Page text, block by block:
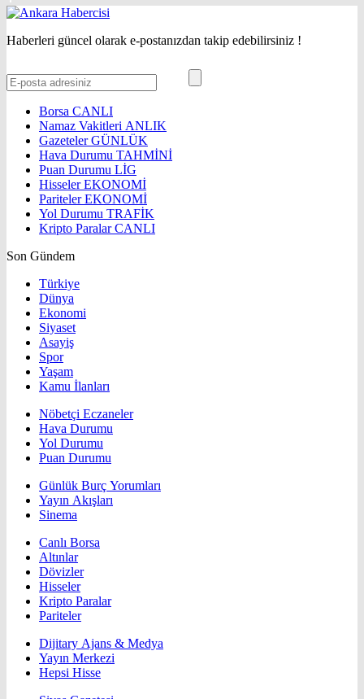
Haberleri güncel olarak e-postanızdan takip edebilirsiniz !
Borsa CANLI
Namaz Vakitleri ANLIK
GazetelerGÜNLÜK
Hava Durumu TAHMİNİ
Puan Durumu LİG
HisselerEKONOMİ
ParitelerEKONOMİ
Yol Durumu TRAFİK
Kripto ParalarCANLI
Son Gündem
Türkiye
Dünya
Ekonomi
Siyaset
Asayiş
Spor
Yaşam
Kamu İlanları
Nöbetçi Eczaneler
Hava Durumu
Yol Durumu
Puan Durumu
Günlük Burç Yorumları
Yayın Akışları
Sinema
Canlı Borsa
Altınlar
Dövizler
Hisseler
Kripto Paralar
Pariteler
Dijitary Ajans & Medya
Yayın Merkezi
Hepsi Hisse